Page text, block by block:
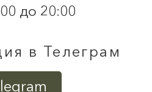
до 20:00
в Телеграм